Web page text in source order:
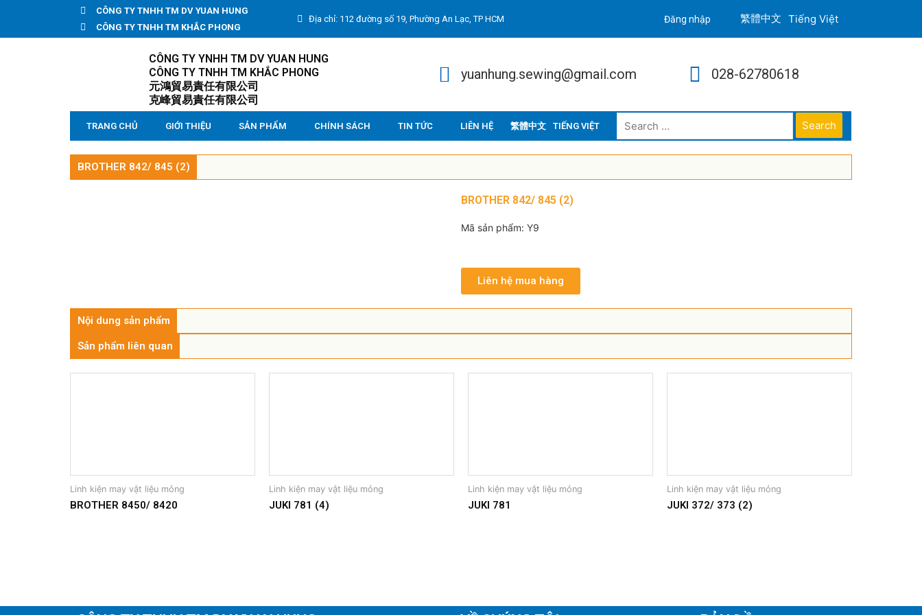
CÔNG TY TNHH TM DV YUAN HUNG
CÔNG TY TNHH TM KHẮC PHONG
Địa chỉ: 112 đường số 19, Phường An Lạc, TP HCM Đăng nhập Tiếng Việt
CÔNG TY YNHH TM DV YUAN HUNG
CÔNG TY TNHH TM KHẮC PHONG
元鴻貿易責任有限公司
克峰貿易責任有限公司
yuanhung.sewing@gmail.com 028-62780618
TRANG CHỦ GIỚI THIỆU SẢN PHẨM CHÍNH SÁCH TIN TỨC LIÊN HỆ TIẾNG VIỆT
BROTHER 842/ 845 (2)
BROTHER 842/ 845 (2)
Mã sản phẩm: Y9
Liên hệ mua hàng
Nội dung sản phẩm
Sản phẩm liên quan
Linh kiện may vật liệu mỏng
BROTHER 8450/ 8420
Linh kiện may vật liệu mỏng
JUKI 781 (4)
Linh kiện may vật liệu mỏng
JUKI 781
Linh kiện may vật liệu mỏng
JUKI 372/ 373 (2)